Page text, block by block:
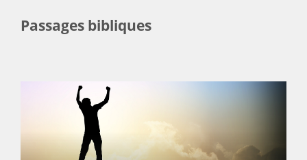
Passages bibliques